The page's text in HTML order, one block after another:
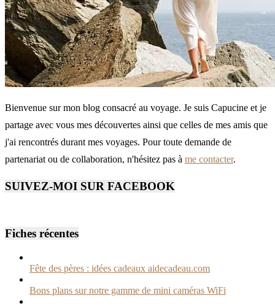
Bienvenue sur mon blog consacré au voyage. Je suis Capucine et je
partage avec vous mes découvertes ainsi que celles de mes amis que
j'ai rencontrés durant mes voyages. Pour toute demande de
partenariat ou de collaboration, n'hésitez pas à me contacter.
SUIVEZ-MOI SUR FACEBOOK
Fiches récentes
Fête des pères : idées cadeaux aidecadeau.com
Bons plans sur notre gamme de mini caméras WiFi